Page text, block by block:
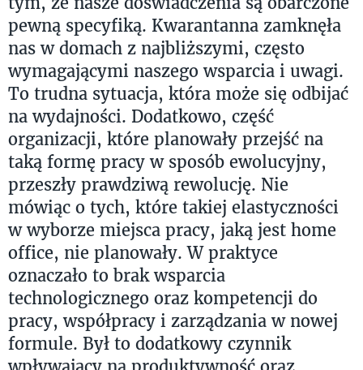
pewną specyfiką. Kwarantanna zamknęła
nas w domach z najbliższymi, często
wymagającymi naszego wsparcia i uwagi.
To trudna sytuacja, która może się odbijać
na wydajności. Dodatkowo, część
organizacji, które planowały przejść na
taką formę pracy w sposób ewolucyjny,
przeszły prawdziwą rewolucję. Nie
mówiąc o tych, które takiej elastyczności
w wyborze miejsca pracy, jaką jest home
office, nie planowały. W praktyce
oznaczało to brak wsparcia
technologicznego oraz kompetencji do
pracy, współpracy i zarządzania w nowej
formule. Był to dodatkowy czynnik